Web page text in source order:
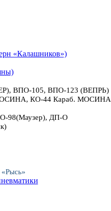
«Калашников»)
ВПО-105, ВПО-123 (ВЕПРЬ)
КО-44 Караб. МОСИНА
98(Маузер), ДП-О